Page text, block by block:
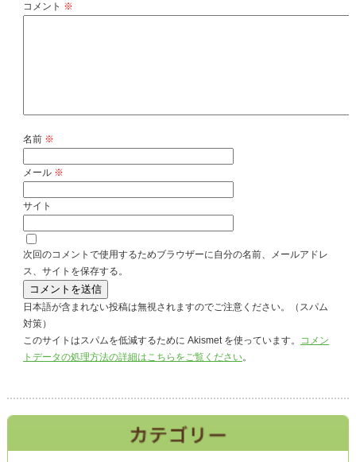
コメント ※
名前 ※
メール ※
サイト
次回のコメントで使用するためブラウザーに自分の名前、メールアドレ
ス、サイトを保存する。
日本語が含まれない投稿は無視されますのでご注意ください。（スパム
対策）
このサイトはスパムを低減するために Akismet を使っています。 コメン
トデータの処理方法の詳細はこちらをご覧ください。